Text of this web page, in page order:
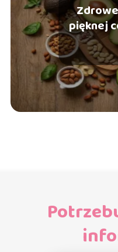
pięknej